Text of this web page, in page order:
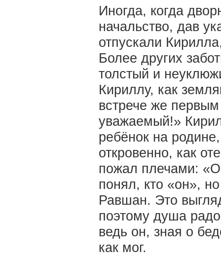
Иногда, когда
начальство, дав
отпускали
Более других
толстый и
Кириллу, как
встрече же первым
уважаемый!»
ребёнок на
откровенно, как
пожал плечами:
понял, кто «он»,
Равшан. Это
поэтому душа
ведь он, зная о
как мог.